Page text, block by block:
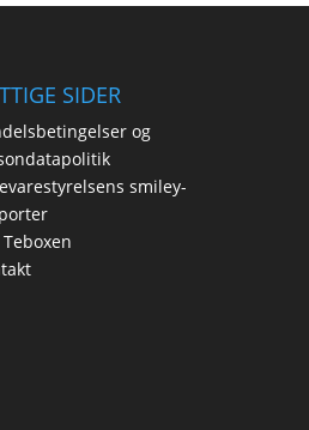
SIDER
og
smiley-